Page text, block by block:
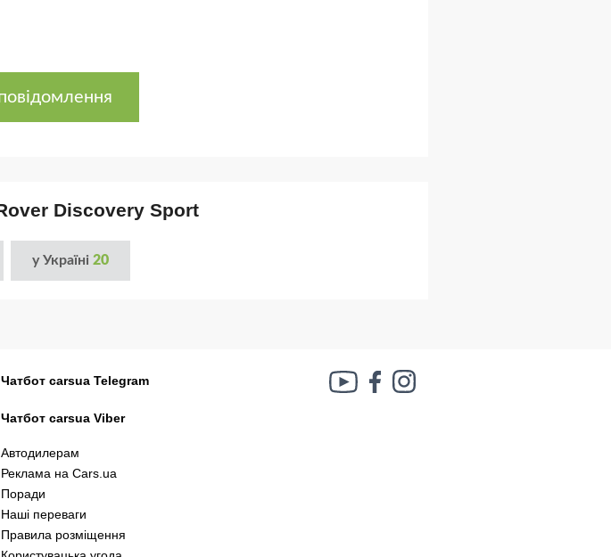
Discovery Sport
у Україні 20
Чатботcarsua Telegram
Чатботcarsua Viber
Автодилерам
Реклама на Cars.ua
Поради
Наші переваги
Правила розміщення